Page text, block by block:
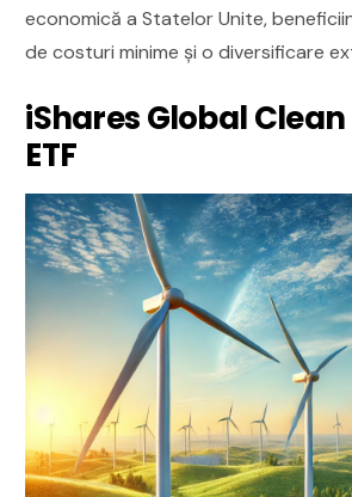
economică a Statelor Unite,
de costuri minime și o diversificare
iShares Global
ETF